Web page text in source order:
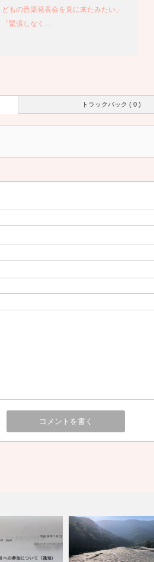
どもの音楽発表会を見に来たみたい」
「緊張しなく…
トラックバック ( 0 )